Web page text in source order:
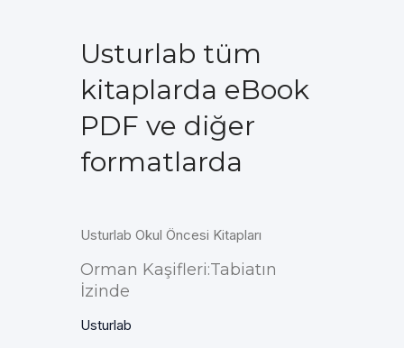
Usturlab tüm
kitaplarda eBook
PDF ve diğer
formatlarda
Usturlab Okul Öncesi Kitapları
Orman Kaşifleri:Tabiatın
İzinde
Usturlab